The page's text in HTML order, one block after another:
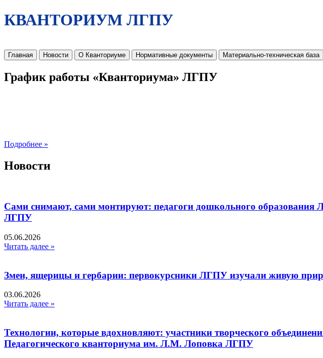
КВАНТОРИУМ ЛГПУ
Главная Новости О Кванториуме Нормативные документы Материально-техническая база
График работы «Кванториума» ЛГПУ
Подробнее »
Новости
Сами снимают, сами монтируют: педагоги дошкольного
ЛГПУ​
05.06.2026
Читать далее »
Змеи, ящерицы и гербарии: первокурсники ЛГПУ изучали живую
03.06.2026
Читать далее »
Технологии, которые вдохновляют: участники творческого
Педагогического кванториума им. Л.М. Лоповка ЛГПУ